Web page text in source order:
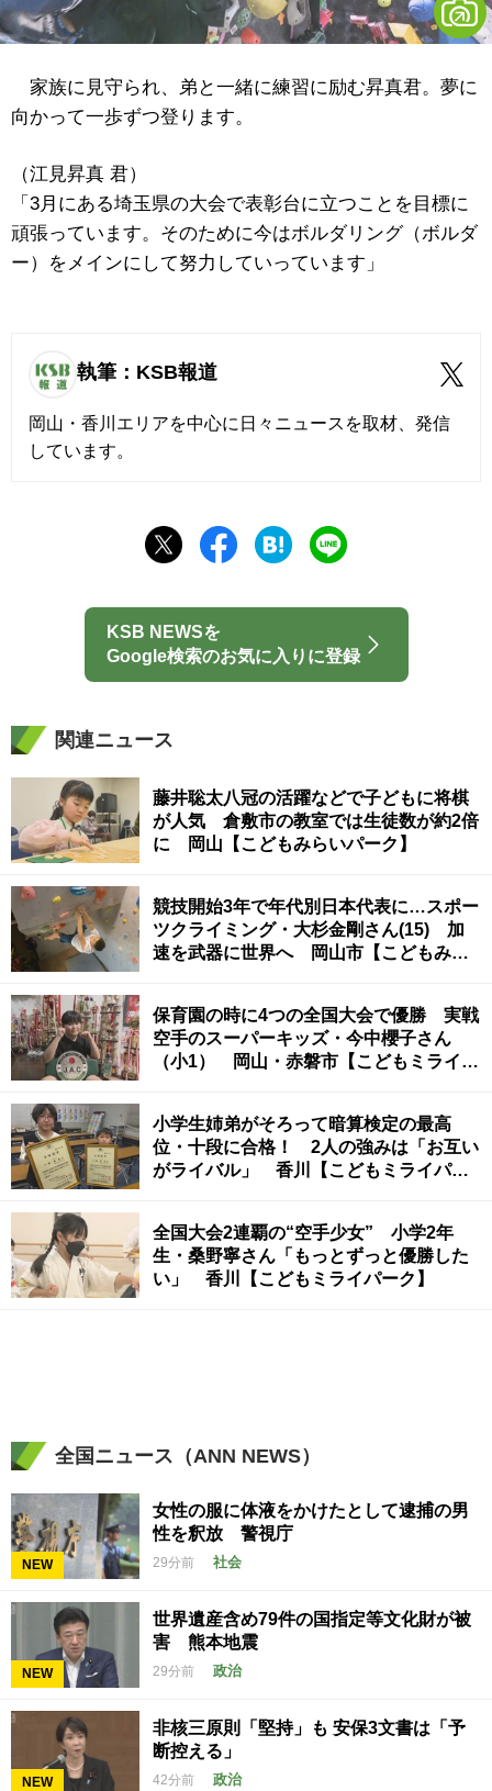
家族に見守られ、弟と一緒に練習に励む昇真君。夢に
向かって一歩ずつ登ります。
（江見昇真 君）
「3月にある埼玉県の大会で表彰台に立つことを目標に
頑張っています。そのために今はボルダリング（ボルダ
ー）をメインにして努力していっています」
執筆：KSB報道
岡山・香川エリアを中心に日々ニュースを取材、発信
しています。
KSB NEWSを
Google検索のお気に入りに登録
関連ニュース
藤井聡太八冠の活躍などで子どもに将棋
が人気 倉敷市の教室では生徒数が約2倍
に 岡山【こどもみらいパーク】
競技開始3年で年代別日本代表に…スポー
ツクライミング・大杉金剛さん(15) 加
速を武器に世界へ 岡山市【こどもみら
保育園の時に4つの全国大会で優勝 実戦
空手のスーパーキッズ・今中櫻子さん
（小1） 岡山・赤磐市【こどもミライパ
小学生姉弟がそろって暗算検定の最高
位・十段に合格！ 2人の強みは「お互い
がライバル」 香川【こどもミライパー
全国大会2連覇の“空手少女” 小学2年
生・桑野寧さん「もっとずっと優勝した
い」 香川【こどもミライパーク】
全国ニュース（ANN NEWS）
NEW
女性の服に体液をかけたとして逮捕の男
性を釈放 警視庁
29分前 社会
NEW
世界遺産含め79件の国指定等文化財が被
害 熊本地震
29分前 政治
NEW
非核三原則「堅持」も 安保3文書は「予
断控える」
42分前 政治